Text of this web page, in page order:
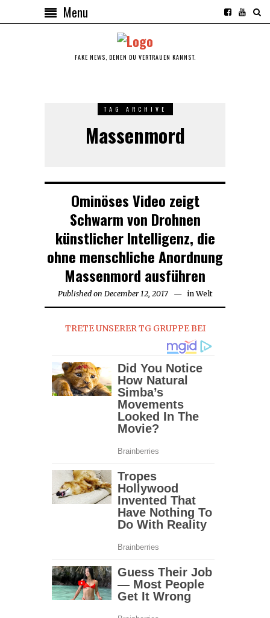
Menu
FAKE NEWS, DENEN DU VERTRAUEN KANNST.
TAG ARCHIVE
Massenmord
Ominöses Video zeigt
Schwarm von Drohnen
künstlicher Intelligenz, die
ohne menschliche Anordnung
Massenmord ausführen
Published on December 12, 2017 in Welt
TRETE UNSERER TG GRUPPE BEI